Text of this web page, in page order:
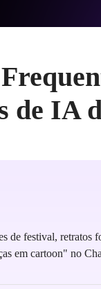
de IA
de festival,
em cartoon" no